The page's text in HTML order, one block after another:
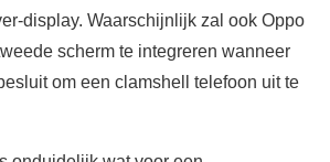
display. Waarschijnlijk zal ook Oppo
scherm te integreren wanneer
om een clamshell telefoon uit te